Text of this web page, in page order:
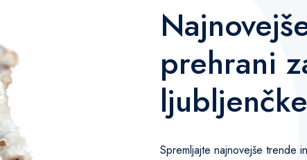
prehrani
ljubljenčke
Spremljajte najnovejše trende